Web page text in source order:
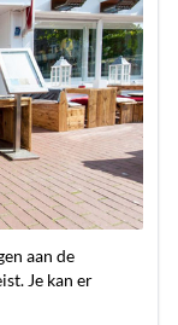
aan de
Je kan er